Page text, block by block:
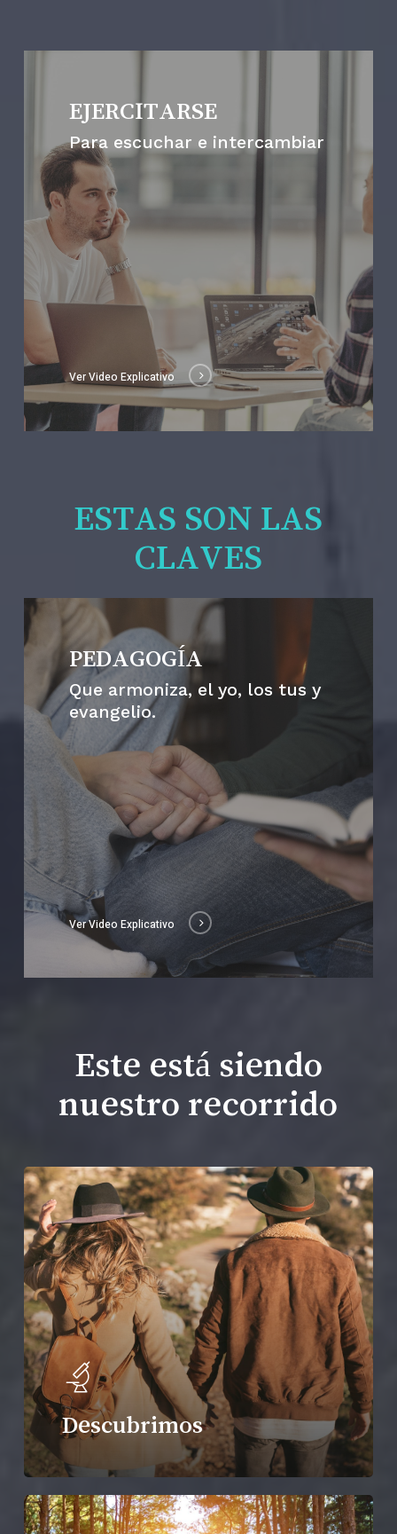
EJERCITARSE
Para escuchar e intercambiar
Ver Video Explicativo
ESTAS SON LAS
CLAVES
PEDAGOGÍA
Que armoniza, el yo, los tus y
evangelio.
Ver Video Explicativo
Este está siendo
nuestro recorrido
Descubrimos